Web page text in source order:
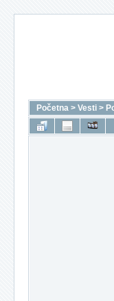
Početna > Vesti >